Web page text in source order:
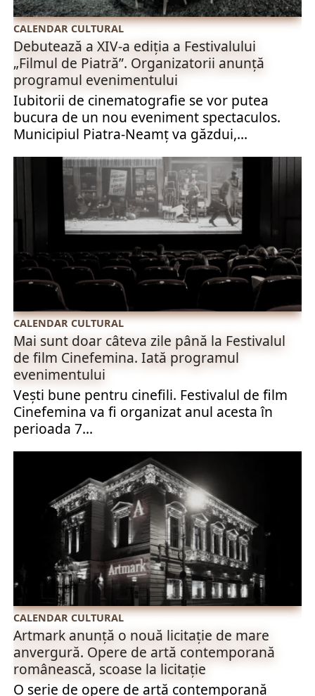
CALENDAR CULTURAL
Debutează a XIV-a ediția a Festivalului
„Filmul de Piatră”. Organizatorii anunță
programul evenimentului
Iubitorii de cinematografie se vor putea
bucura de un nou eveniment spectaculos.
Municipiul Piatra-Neamț va găzdui,...
CALENDAR CULTURAL
Mai sunt doar câteva zile până la Festivalul
de film Cinefemina. Iată programul
evenimentului
Vești bune pentru cinefili. Festivalul de film
Cinefemina va fi organizat anul acesta în
perioada 7...
CALENDAR CULTURAL
Artmark anunță o nouă licitație de mare
anvergură. Opere de artă contemporană
românească, scoase la licitație
O serie de opere de artă contemporană